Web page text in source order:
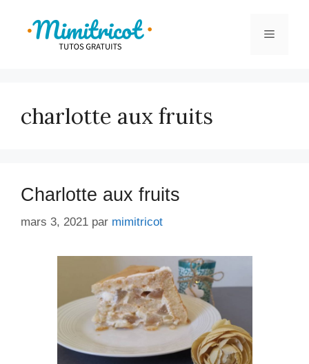
contenu
Menu
charlotte aux fruits
Charlotte aux fruits
mars 3, 2021 par mimitricot